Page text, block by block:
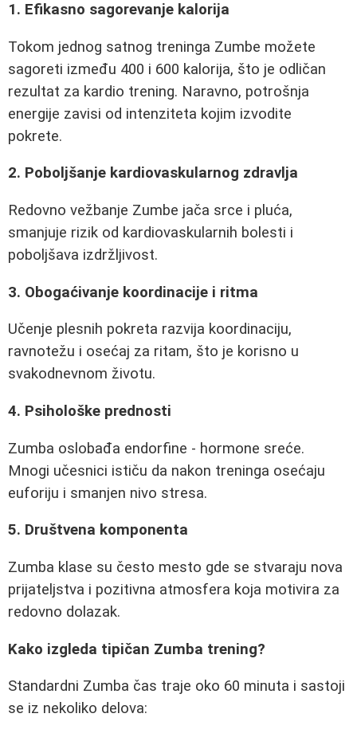
1. Efikasno sagorevanje kalorija
Tokom jednog satnog treninga Zumbe možete
sagoreti između 400 i 600 kalorija, što je odličan
rezultat za kardio trening. Naravno, potrošnja
energije zavisi od intenziteta kojim izvodite
pokrete.
2. Poboljšanje kardiovaskularnog zdravlja
Redovno vežbanje Zumbe jača srce i pluća,
smanjuje rizik od kardiovaskularnih bolesti i
poboljšava izdržljivost.
3. Obogaćivanje koordinacije i ritma
Učenje plesnih pokreta razvija koordinaciju,
ravnotežu i osećaj za ritam, što je korisno u
svakodnevnom životu.
4. Psihološke prednosti
Zumba oslobađa endorfine - hormone sreće.
Mnogi učesnici ističu da nakon treninga osećaju
euforiju i smanjen nivo stresa.
5. Društvena komponenta
Zumba klase su često mesto gde se stvaraju nova
prijateljstva i pozitivna atmosfera koja motivira za
redovno dolazak.
Kako izgleda tipičan Zumba trening?
Standardni Zumba čas traje oko 60 minuta i sastoji
se iz nekoliko delova: